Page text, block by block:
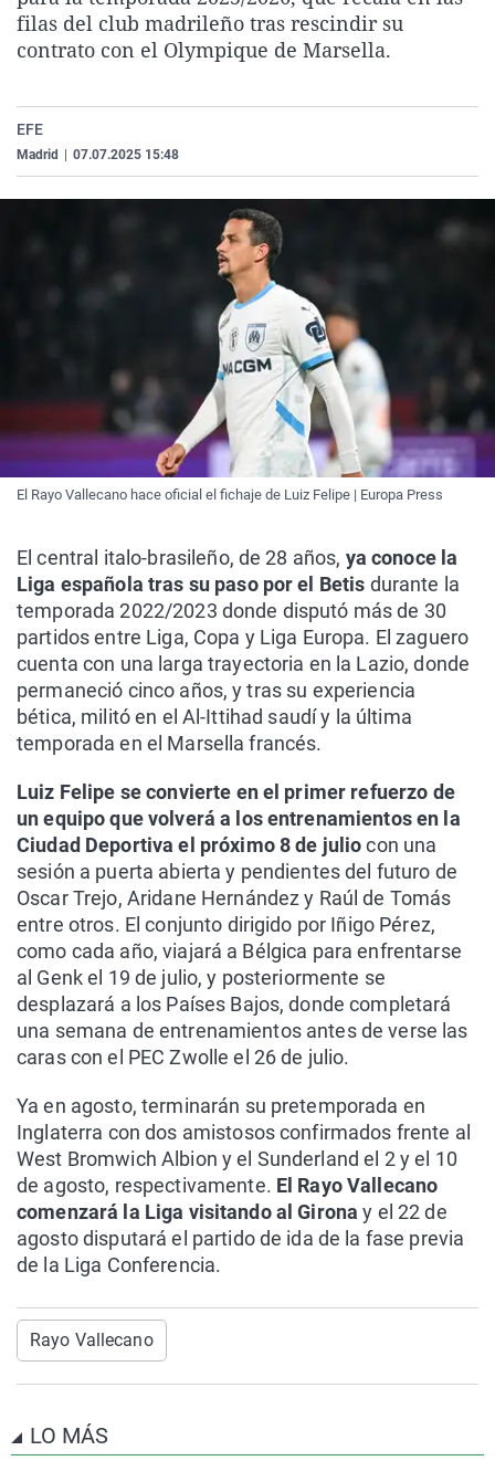
La rosa de los vientos
Gente viajera
Caso
Retornados
Extremadura
Galicia
País Vasco
Virales
Televisión
filas del club madrileño tras rescindir su
contrato con el Olympique de Marsella.
EFE
Madrid 07.07.2025 15:48
El Rayo Vallecano hace oficial el fichaje de Luiz Felipe | Europa Press
El central italo-brasileño, de 28 años, ya conoce la
Liga española tras su paso por el Betis durante la
temporada 2022/2023 donde disputó más de 30
partidos entre Liga, Copa y Liga Europa. El zaguero
cuenta con una larga trayectoria en la Lazio, donde
permaneció cinco años, y tras su experiencia
bética, militó en el Al-Ittihad saudí y la última
temporada en el Marsella francés.
Luiz Felipe se convierte en el primer refuerzo de
un equipo que volverá a los entrenamientos en la
Ciudad Deportiva el próximo 8 de juliocon una
sesión a puerta abierta y pendientes del futuro de
Oscar Trejo, Aridane Hernández y Raúl de Tomás
entre otros. El conjunto dirigido por Iñigo Pérez,
como cada año, viajará a Bélgica para enfrentarse
al Genk el 19 de julio, y posteriormente se
desplazará a los Países Bajos, donde completará
una semana de entrenamientos antes de verse las
caras con el PEC Zwolle el 26 de julio.
Ya en agosto, terminarán su pretemporada en
Inglaterra con dos amistosos confirmados frente al
West Bromwich Albion y el Sunderland el 2 y el 10
de agosto, respectivamente. El Rayo Vallecano
comenzará la Liga visitando al Gironay el 22 de
agosto disputará el partido de ida de la fase previa
de la Liga Conferencia.
Rayo Vallecano
LO MÁS